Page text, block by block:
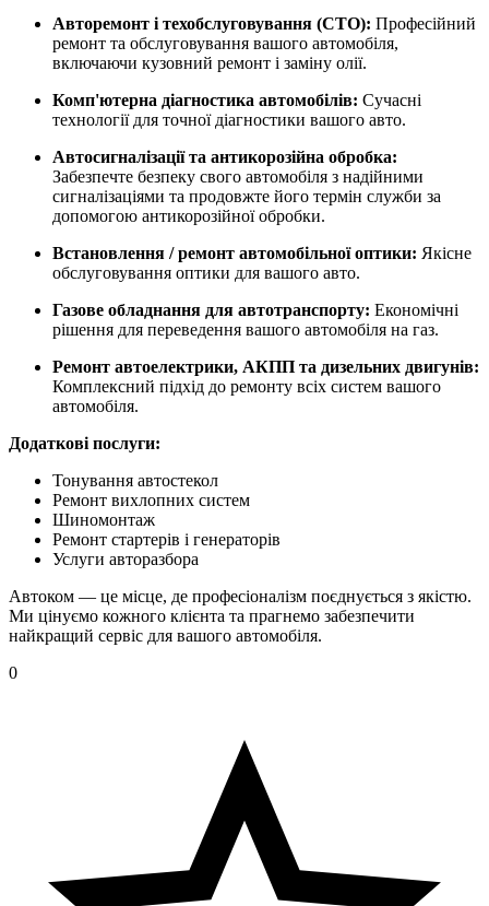
Авторемонт і техобслуговування (СТО): Професійний
ремонт та обслуговування вашого автомобіля,
включаючи кузовний ремонт і заміну олії.
Комп'ютерна діагностика автомобілів: Сучасні
технології для точної діагностики вашого авто.
Автосигналізації та антикорозійна обробка:
Забезпечте безпеку свого автомобіля з надійними
сигналізаціями та продовжте його термін служби за
допомогою антикорозійної обробки.
Встановлення / ремонт автомобільної оптики: Якісне
обслуговування оптики для вашого авто.
Газове обладнання для автотранспорту: Економічні
рішення для переведення вашого автомобіля на газ.
Ремонт автоелектрики, АКПП та дизельних двигунів:
Комплексний підхід до ремонту всіх систем вашого
автомобіля.
Додаткові послуги:
Тонування автостекол
Ремонт вихлопних систем
Шиномонтаж
Ремонт стартерів і генераторів
Услуги авторазбора
Автоком — це місце, де професіоналізм поєднується з якістю.
Ми цінуємо кожного клієнта та прагнемо забезпечити
найкращий сервіс для вашого автомобіля.
0